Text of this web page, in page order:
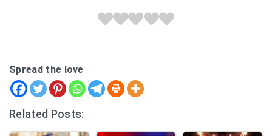
Spread the love
Related Posts: